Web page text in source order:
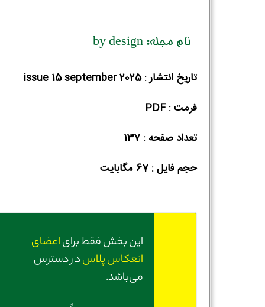
نام مجله: by design
تاریخ انتشار : issue 15 september 2025
فرمت : PDF
تعداد صفحه : 137
حجم فایل :‌ 67 مگابایت
این بخش فقط برایاعضای
انعکاس پلاسدر دسترس
می‌باشد.